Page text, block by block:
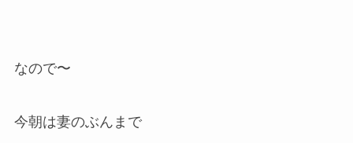
なので〜
今朝は妻のぶんまで